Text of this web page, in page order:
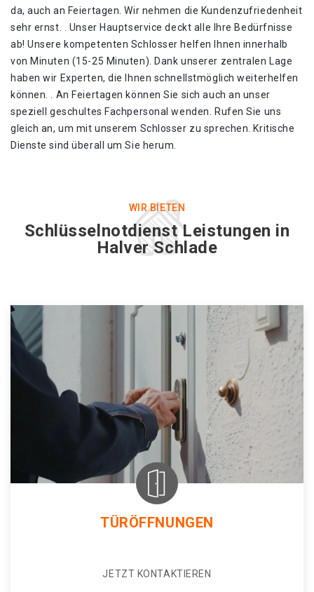
da, auch an Feiertagen. Wir nehmen die Kundenzufriedenheit
sehr ernst. . Unser Hauptservice deckt alle Ihre Bedürfnisse
ab! Unsere kompetenten Schlosser helfen Ihnen innerhalb
von Minuten (15-25 Minuten). Dank unserer zentralen Lage
haben wir Experten, die Ihnen schnellstmöglich weiterhelfen
können. . An Feiertagen können Sie sich auch an unser
speziell geschultes Fachpersonal wenden. Rufen Sie uns
gleich an, um mit unserem Schlosser zu sprechen. Kritische
Dienste sind überall um Sie herum.
WIR BIETEN
Schlüsselnotdienst Leistungen in
Halver Schlade
TÜRÖFFNUNGEN
JETZT KONTAKTIEREN